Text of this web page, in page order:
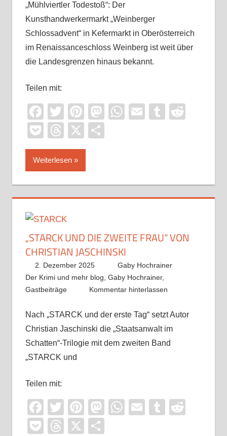
„Mühlviertler Todestoß“: Der
Kunsthandwerkermarkt „Weinberger
Schlossadvent“ in Kefermarkt in Oberösterreich
im Renaissanceschloss Weinberg ist weit über
die Landesgrenzen hinaus bekannt.
Teilen mit:
Facebook
TwitterPinterest
Mastodon
WhatsApp
EmailTumblr
PocketThreads
X
Weiterlesen
„STARCK UND DIE ZWEITE FRAU“ VON
CHRISTIAN JASCHINSKI
2. Dezember 2025
Gaby Hochrainer
Der Krimi und mehr blog, Gaby Hochrainer,
Gastbeiträge
Kommentar hinterlassen
Nach „STARCK und der erste Tag“ setzt Autor
Christian Jaschinski die „Staatsanwalt im
Schatten“-Trilogie mit dem zweiten Band
„STARCK und
Teilen mit:
Facebook
TwitterPinterest
Mastodon
WhatsApp
EmailTumblr
PocketThreads
X